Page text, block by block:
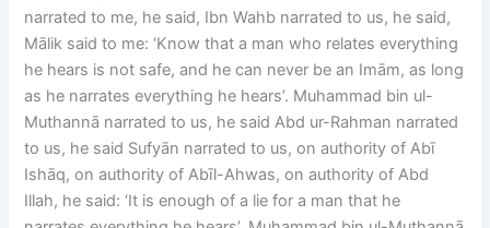
narrated to me, he said, Ibn Wahb narrated to us, he said,
Mālik said to me: ‘Know that a man who relates everything
he hears is not safe, and he can never be an Imām, as long
as he narrates everything he hears’. Muhammad bin ul-
Muthannā narrated to us, he said Abd ur-Rahman narrated
to us, he said Sufyān narrated to us, on authority of Abī
Ishāq, on authority of Abīl-Ahwas, on authority of Abd
Illah, he said: ‘It is enough of a lie for a man that he